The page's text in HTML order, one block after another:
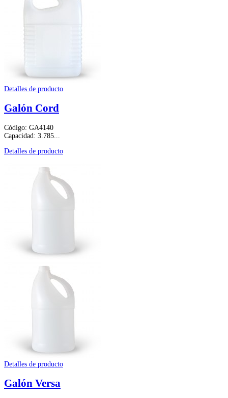
Detalles de producto
Galón Cord
Código: GA4140
Capacidad: 3.785...
Detalles de producto
Detalles de producto
Galón Versa